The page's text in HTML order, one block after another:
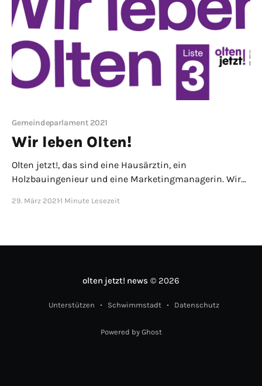
Gemeindeparlament 2021
Wir leben Olten!
Olten jetzt!, das sind eine Hausärztin, ein
Holzbauingenieur und eine Marketingmanagerin. Wir
29. März 2021 1 Minute Lesezeit
olten jetzt! news © 2026
Unterstützen Schwimmstadt Datenschutz
Powered by Ghost